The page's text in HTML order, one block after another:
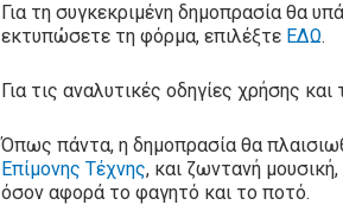
Για τη συγκεκριμένη δημοπρασία θα
εκτυπώσετε τη φόρμα, επιλέξτε ΕΔΩ.
Για τις αναλυτικές οδηγίες χρήσης
Όπως πάντα, η δημοπρασία θα
Επίμονης Τέχνης, και ζωντανή
όσον αφορά το φαγητό και το ποτό.